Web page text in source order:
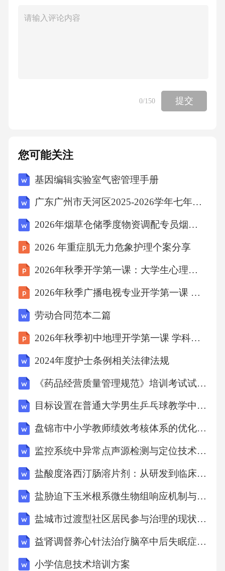
式应对劳动力供给变化，是保持经济活力的重
金收支平衡压力加大的风险。如何完善养老保
险制度，拓宽筹资渠道，健全基金保值增值机
面对的重大问题。四、应对老龄化的策略与路
径探索（一）构建更加完善的养老服务体系1.强
化居家社区养老服务网络：将居家社区养老作
施，丰富服务内容，为老年人提供便捷可及的
生活照料、康复护理、精神慰藉等服务。2.提升
机构养老服务质量：鼓励社会力量参与养老机
构建设与运营，优化床位结构，重点发展护理
服务专业化水平。3.推动智慧养老发展：利用互
联网、大数据、人工智能等技术，开发适老化
产品和服务，提升养老服务的智能化、精准化
水平，缓解人力短缺压力。（二）大力发展老
年健康服务与促进健康老龄化1.加强老年健康管
理：普及健康知识，推广健康生活方式，建立
健全老年人健康档案和定期体检制度，实现疾
病早预防、早发现、早治疗。2.深化医养结合：
鼓励医疗机构开展养老服务，支持养老机构内
设医疗机构，为老年人提供连续、整合的健康
养老服务。3.发展长期护理服务：探索建立长期
护理保险制度，培养专业护理人才，发展多样
化的长期护理服务模式，保障失能失智老年人
的照护需求。（三）积极开发老年人力资源与
0/150 提交
您可能关注
基因编辑实验室气密管理手册
广东广州市天河区2025-2026学年七年级第一学期期末语文试卷（文字版含答案）
2026年烟草仓储季度物资调配专员烟草公司招聘考试笔试试题（含答案）
2026 年重症肌无力危象护理个案分享
2026年秋季开学第一课：大学生心理健康
2026年秋季广播电视专业开学第一课 校友经验与职业启示课件
劳动合同范本二篇
2026年秋季初中地理开学第一课 学科之美发现教案
2024年度护士条例相关法律法规
《药品经营质量管理规范》培训考试试题(附答案)
目标设置在普通大学男生乒乓球教学中的效能探究：自我效能与单项技术成绩的双重视角
盘锦市中小学教师绩效考核体系的优化与实践探索
监控系统中异常点声源检测与定位技术的深度剖析与实践
盐酸度洛西汀肠溶片剂：从研发到临床应用的多维度剖析
盐胁迫下玉米根系微生物组响应机制与促生功能解析
盐城市过渡型社区居民参与治理的现状剖析与优化策略研究
益肾调督养心针法治疗脑卒中后失眠症的疗效与机制探究
小学信息技术培训方案